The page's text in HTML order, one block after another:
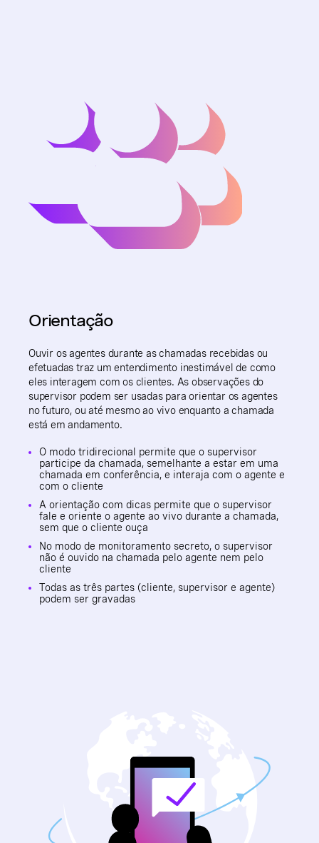
Orientação
Ouvir os agentes durante as chamadas recebidas ou
efetuadas traz um entendimento inestimável de como
eles interagem com os clientes. As observações do
supervisor podem ser usadas para orientar os agentes
no futuro, ou até mesmo ao vivo enquanto a chamada
está em andamento.
O modo tridirecional permite que o supervisor
participe da chamada, semelhante a estar em uma
chamada em conferência, e interaja com o agente e
com o cliente
A orientação com dicas permite que o supervisor
fale e oriente o agente ao vivo durante a chamada,
sem que o cliente ouça
No modo de monitoramento secreto, o supervisor
não é ouvido na chamada pelo agente nem pelo
cliente
Todas as três partes (cliente, supervisor e agente)
podem ser gravadas